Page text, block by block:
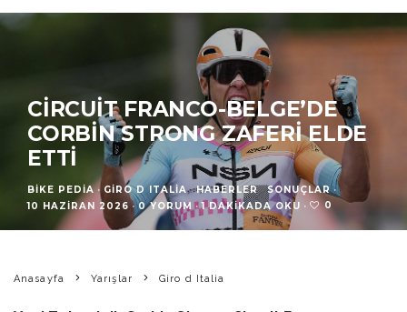
CIRCUIT FRANCO-BELGE’DE
CORBIN STRONG ZAFERI ELDE
ETTI
BIKE PEDIA · GIRO D ITALIA HABERLER SONUÇLAR ·
10 HAZIRAN 2026 · 0 YORUM · 1 DAKIKADA OKU · 0
Anasayfa Yarışlar Giro d Italia